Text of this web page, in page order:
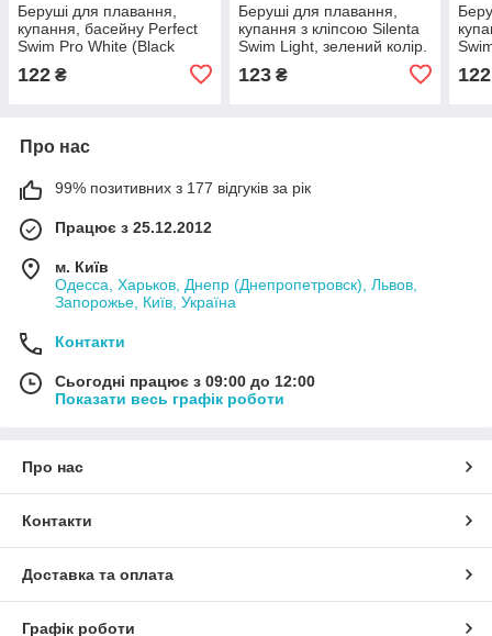
Беруші для плавання,
купання, басейну Perfect
Swim Pro White (Black
122 ₴
Беруші для плавання,
купання з кліпсою Silenta
Swim Light, зелений колір.
123₴ 122
Про нас
99% позитивних з 177 відгуків за рік
Працює з 25.12.2012
м. Київ
Одесса, Харьков, Днепр (Днепропетровск), Львов,
Запорожье, Київ, Україна
Контакти
Сьогодні працює з 09:00 до 12:00
Показати весь графік роботи
Про нас
Контакти
Доставка та оплата
Графік роботи